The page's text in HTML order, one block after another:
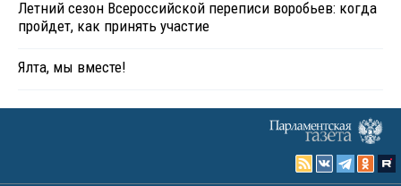
Летний сезон Всероссийской переписи воробьев: когда
пройдет, как принять участие
Ялта, мы вместе!